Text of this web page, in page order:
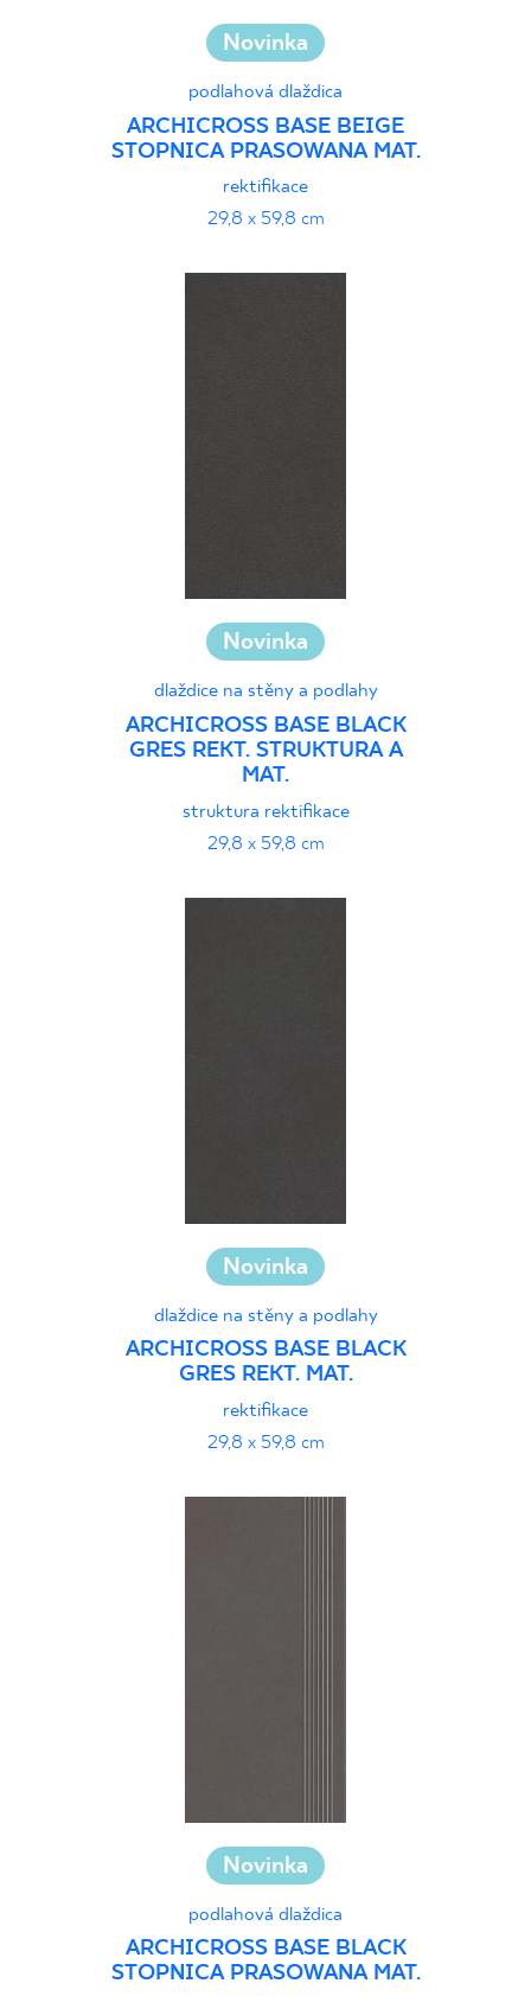
Novinka
podlahová dlaždica
ARCHICROSS BASE BEIGE
STOPNICA PRASOWANA MAT.
rektifikace
29,8 x 59,8 cm
Novinka
dlaždice na stěny a podlahy
ARCHICROSS BASE BLACK
GRES REKT. STRUKTURA A
MAT.
struktura rektifikace
29,8 x 59,8 cm
Novinka
dlaždice na stěny a podlahy
ARCHICROSS BASE BLACK
GRES REKT. MAT.
rektifikace
29,8 x 59,8 cm
Novinka
podlahová dlaždica
ARCHICROSS BASE BLACK
STOPNICA PRASOWANA MAT.